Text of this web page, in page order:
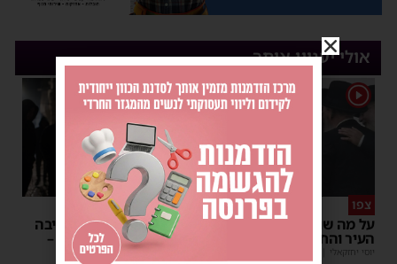
אולי יעניין אותך
על מה שוחחו מ"מ ראש
העיר והחיד"א אברג׳ל?
יוסי יחזקאלי |
23:37
פירות ההסתה
אימה באשדוד: בחור ישיבה
בן 13 נשדד באיומי רצח –
המשטרה הקימה צח”מ